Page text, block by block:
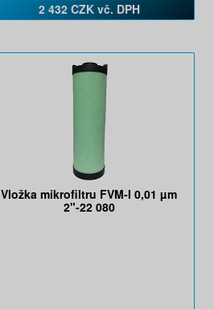
2 432 CZK vč. DPH
Vložka mikrofiltru FVM-I 0,01 µm
2"-22 080